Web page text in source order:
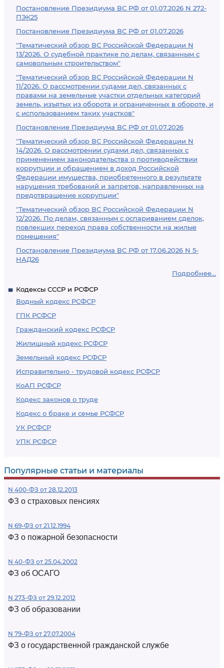
Постановление Президиума ВС РФ от 01.07.2026 N 272-
ПЭК25
Постановление Президиума ВС РФ от 01.07.2026
"Тематический обзор ВС Российской Федерации N
13/2026. О судебной практике по делам, связанным с
самовольным строительством"
"Тематический обзор ВС Российской Федерации N
11/2026. О рассмотрении судами дел, связанных с
правами на земельные участки отдельных категорий
земель, изъятых из оборота и ограниченных в обороте, и
с использованием таких участков"
Постановление Президиума ВС РФ от 01.07.2026
"Тематический обзор ВС Российской Федерации N
14/2026. О рассмотрении судами дел, связанных с
применением законодательства о противодействии
коррупции и обращением в доход Российской
Федерации имущества, приобретенного в результате
нарушения требований и запретов, направленных на
предотвращение коррупции"
"Тематический обзор ВС Российской Федерации N
12/2026. По делам, связанным с оспариванием сделок,
повлекших переход права собственности на жилые
помещения"
Постановление Президиума ВС РФ от 17.06.2026 N 5-
НАД26
Подробнее...
Кодексы СССР и РСФСР
Водный кодекс РСФСР
ГПК РСФСР
Гражданский кодекс РСФСР
Жилищный кодекс РСФСР
Земельный кодекс РСФСР
Исправительно - трудовой кодекс РСФСР
КоАП РСФСР
Кодекс законов о труде
Кодекс о браке и семье РСФСР
УК РСФСР
УПК РСФСР
Популярные статьи и материалы
N 400-ФЗ от 28.12.2013
ФЗ о страховых пенсиях
N 69-ФЗ от 21.12.1994
ФЗ о пожарной безопасности
N 40-ФЗ от 25.04.2002
ФЗ об ОСАГО
N 273-ФЗ от 29.12.2012
ФЗ об образовании
N 79-ФЗ от 27.07.2004
ФЗ о государственной гражданской службе